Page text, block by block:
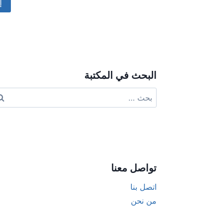
البحث في المكتبة
عن:
تواصل معنا
اتصل بنا
من نحن